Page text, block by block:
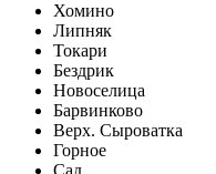
Хомино
Липняк
Токари
Бездрик
Новоселица
Барвинково
Верх. Сыроватка
Горное
Сад